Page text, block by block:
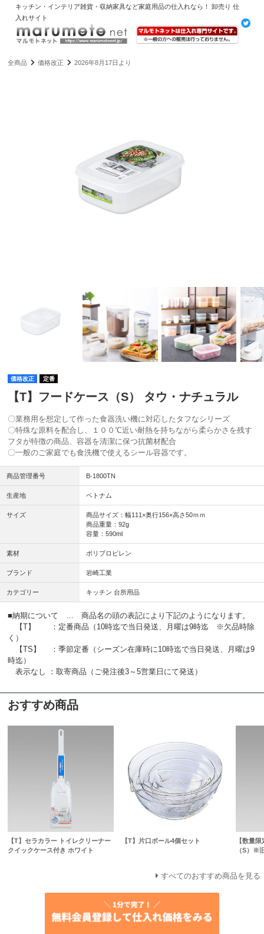
キッチン・インテリア雑貨・収納家具など家庭用品の仕入れなら！ 卸売り 仕
入れサイト
全商品 価格改正 2026年8月17日より
価格改正 定番
【T】フードケース（S） タウ・ナチュラル
〇業務用を想定して作った食器洗い機に対応したタフなシリーズ
〇特殊な原料を配合し、１００℃近い耐熱を持ちながら柔らかさを残す
フタが特徴の商品、容器を清潔に保つ抗菌材配合
〇一般のご家庭でも食洗機で使えるシール容器です。
商品管理番号 B-1800TN
生産地 ベトナム
サイズ
商品サイズ：幅111×奥行156×高さ50ｍｍ
商品重量：92g
容量：590ml
素材 ポリプロピレン
ブランド 岩崎工業
カテゴリー キッチン 台所用品
■納期について … 商品名の頭の表記により下記のようになります。
【T】 ：定番商品（10時迄で当日発送、月曜は9時迄 ※欠品時除
く）
【TS】 ：季節定番（シーズン在庫時に10時迄で当日発送、月曜は9
時迄）
表示なし ：取寄商品（ご発注後3～5営業日にて発送）
おすすめ商品
【T】セラカラー トイレクリーナー
クイックケース付き ホワイト
【T】片口ボール4個セット
【数量
（S）※
すべてのおすすめ商品を見る